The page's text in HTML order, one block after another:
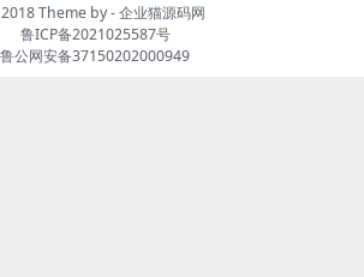
Theme by -企业猫源码网
鲁ICP备2021025587号
鲁公网安备37150202000949